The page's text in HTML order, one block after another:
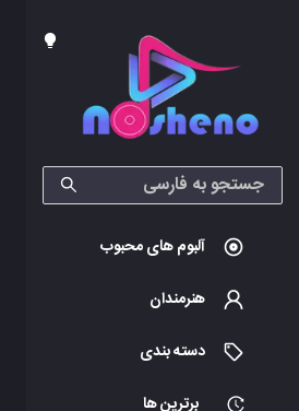
آلبوم های محبوب
هنرمندان
دسته بندی
برترین ها